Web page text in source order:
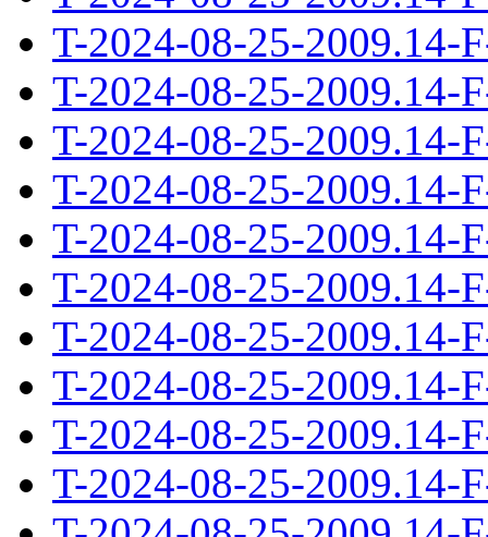
T-2024-08-25-2009.14-
T-2024-08-25-2009.14-
T-2024-08-25-2009.14-
T-2024-08-25-2009.14-
T-2024-08-25-2009.14-
T-2024-08-25-2009.14-
T-2024-08-25-2009.14-
T-2024-08-25-2009.14-
T-2024-08-25-2009.14-
T-2024-08-25-2009.14-